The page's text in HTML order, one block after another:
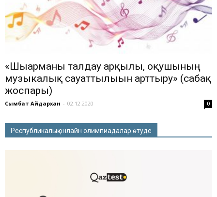
«Шығарманы талдау арқылы, оқушының
музыкалық сауаттылығын арттыру» (сабақ
жоспары)
Сымбат Айдархан - 02.12.2020 0
Республикалық онлайн олимпиадалар өтуде